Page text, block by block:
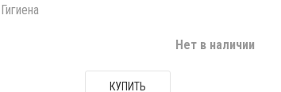
Гигиена
Нет в наличии
КУПИТЬ